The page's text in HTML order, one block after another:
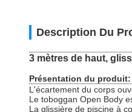
Description Du
3 mètres de haut,
Présentation du produit:
L'écartement du corps
Le toboggan Open Body
La glissière de piscine à